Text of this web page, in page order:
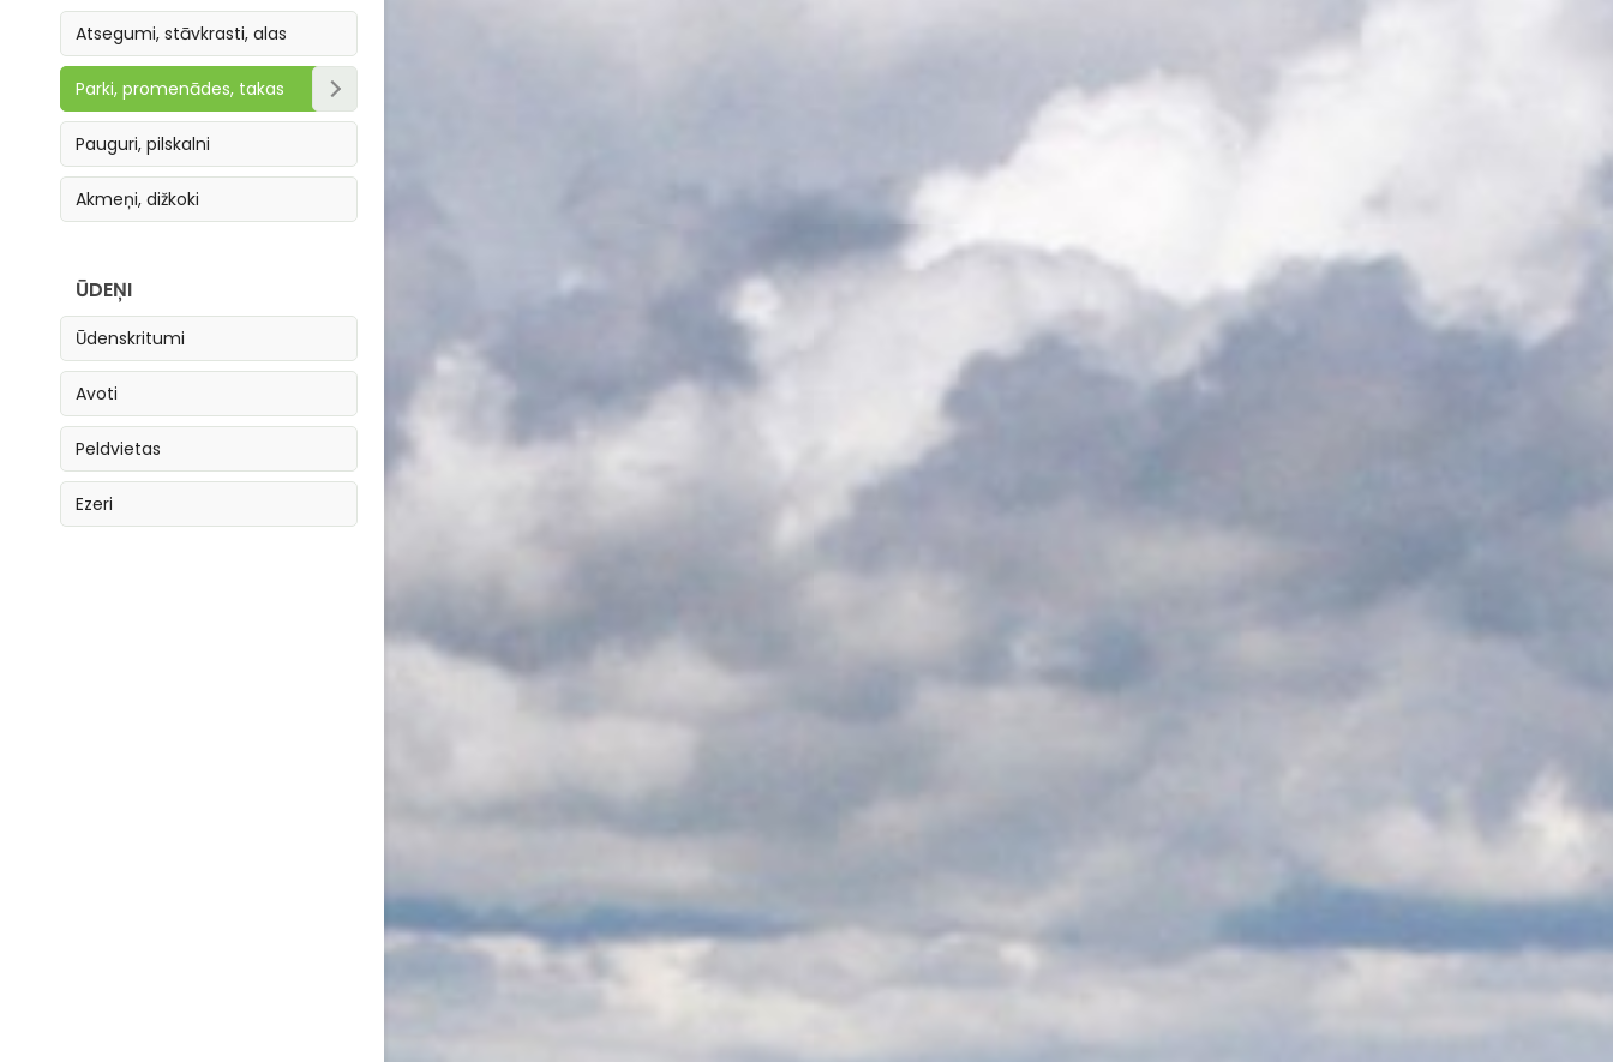
Atsegumi, stāvkrasti, alas
Parki, promenādes, takas
Parki, skvēri
Takas
Promenādes
Pauguri, pilskalni
Akmeņi, dižkoki
ŪDEŅI
Ūdenskritumi
Avoti
Peldvietas
Ezeri